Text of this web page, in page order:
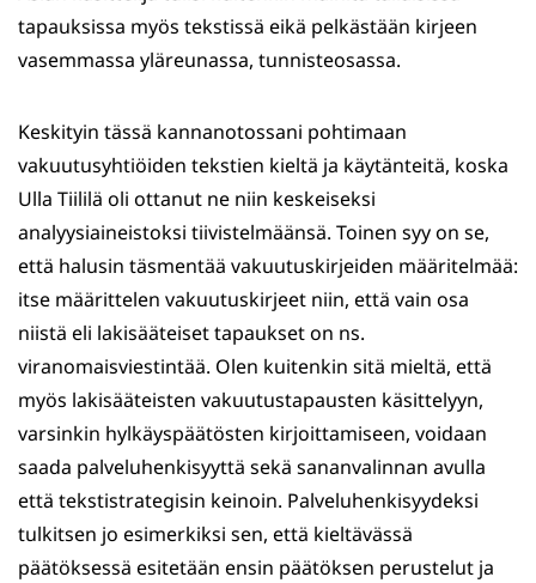
tapauksissa myös tekstissä eikä pelkästään kirjeen
vasemmassa yläreunassa, tunnisteosassa.
Keskityin tässä kannanotossani pohtimaan
vakuutusyhtiöiden tekstien kieltä ja käytänteitä, koska
Ulla Tiililä oli ottanut ne niin keskeiseksi
analyysiaineistoksi tiivistelmäänsä. Toinen syy on se,
että halusin täsmentää vakuutuskirjeiden määritelmää:
itse määrittelen vakuutuskirjeet niin, että vain osa
niistä eli lakisääteiset tapaukset on ns.
viranomaisviestintää. Olen kuitenkin sitä mieltä, että
myös lakisääteisten vakuutustapausten käsittelyyn,
varsinkin hylkäyspäätösten kirjoittamiseen, voidaan
saada palveluhenkisyyttä sekä sananvalinnan avulla
että tekstistrategisin keinoin. Palveluhenkisyydeksi
tulkitsen jo esimerkiksi sen, että kieltävässä
päätöksessä esitetään ensin päätöksen perustelut ja